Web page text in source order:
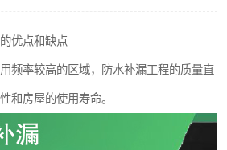
优点和缺点
频率较高的区域，防水补漏工程的质量直
和房屋的使用寿命。